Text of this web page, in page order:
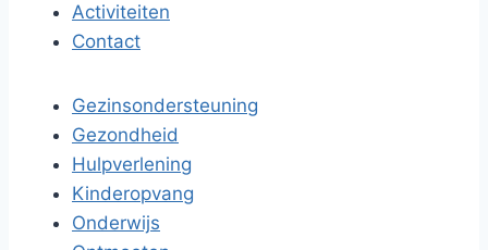
Activiteiten
Contact
Gezinsondersteuning
Gezondheid
Hulpverlening
Kinderopvang
Onderwijs